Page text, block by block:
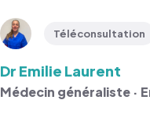
Téléconsultation
Dr Emilie Laurent
Médecin généraliste ·